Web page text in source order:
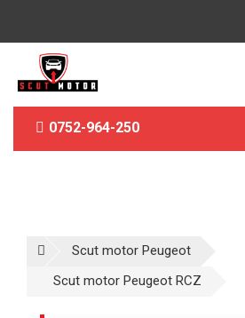
0752-964-250
Scut motor Peugeot
Scut motor Peugeot RCZ